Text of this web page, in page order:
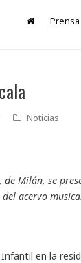
Prensa
Noticias
Milán, se
del acervo
en la